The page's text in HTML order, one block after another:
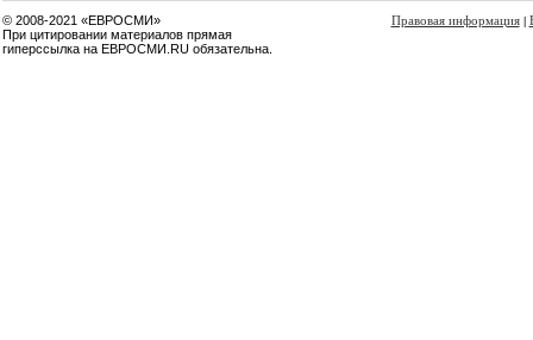
© 2008-2021 «ЕВРОСМИ»
При цитировании материалов прямая
гиперссылка на ЕВРОСМИ.RU обязательна.
Правовая информация|